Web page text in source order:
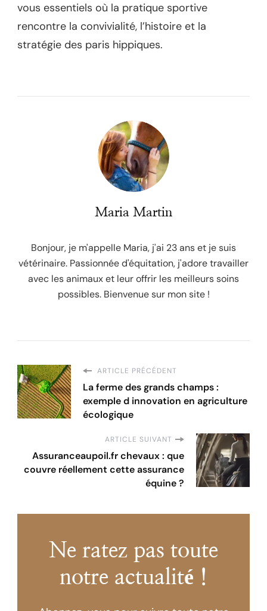
vous essentiels où la pratique sportive
rencontre la convivialité, l’histoire et la
stratégie des paris hippiques.
Maria Martin
Bonjour, je m'appelle Maria, j'ai 23 ans et je suis
vétérinaire. Passionnée d'équitation, j'adore travailler
avec les animaux et leur offrir les meilleurs soins
possibles. Bienvenue sur mon site !
ARTICLE PRÉCÉDENT
La ferme des grands champs :
exemple d innovation en agriculture
écologique
ARTICLE SUIVANT
Assuranceaupoil.fr chevaux : que
couvre réellement cette assurance
équine ?
Ne ratez pas toute
notre actualité !